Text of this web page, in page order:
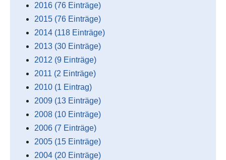
2016 (76 Einträge)
2015 (76 Einträge)
2014 (118 Einträge)
2013 (30 Einträge)
2012 (9 Einträge)
2011 (2 Einträge)
2010 (1 Eintrag)
2009 (13 Einträge)
2008 (10 Einträge)
2006 (7 Einträge)
2005 (15 Einträge)
2004 (20 Einträge)